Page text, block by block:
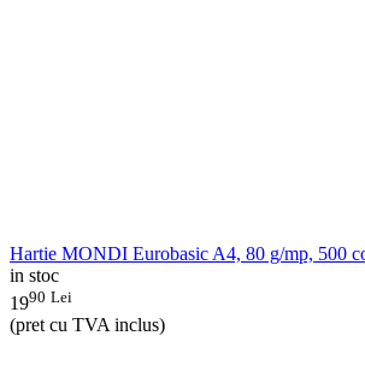
Hartie MONDI Eurobasic A4, 80 g/mp, 500
in stoc
1990 Lei
(pret cu TVA inclus)